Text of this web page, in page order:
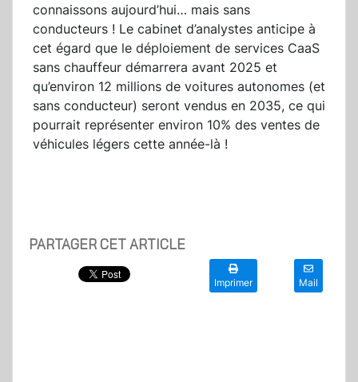
connaissons aujourd’hui… mais sans
conducteurs ! Le cabinet d’analystes anticipe à
cet égard que le déploiement de services CaaS
sans chauffeur démarrera avant 2025 et
qu’environ 12 millions de voitures autonomes (et
sans conducteur) seront vendus en 2035, ce qui
pourrait représenter environ 10% des ventes de
véhicules légers cette année-là !
PARTAGER CET ARTICLE
Imprimer Mail